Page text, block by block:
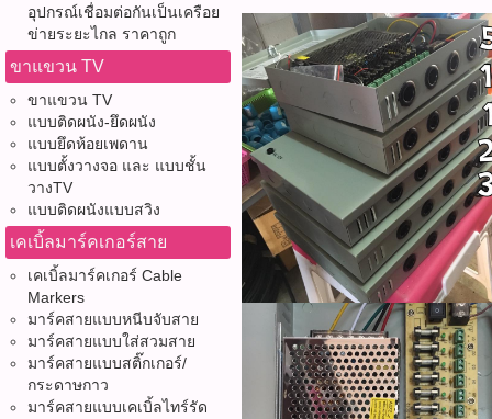
อุปกรณ์เชื่อมต่อกันเป็นเครือย
ข่ายระยะไกล ราคาถูก
ขาแขวน TV
ขาแขวน TV
แบบติดผนัง-ยึดผนัง
แบบยึดห้อยเพดาน
แบบตั้งวางจอ และ แบบชั้น
วางTV
แบบติดผนังแบบสวิง
เคเบิ้ลมาร์คเกอร์สาย
เคเบิ้ลมาร์คเกอร์ Cable
Markers
มาร์คสายแบบหนีบจับสาย
มาร์คสายแบบใส่สวมสาย
มาร์คสายแบบสติ๊กเกอร์/
กระดาษกาว
มาร์คสายแบบเคเบิ้ลไทร์รัด